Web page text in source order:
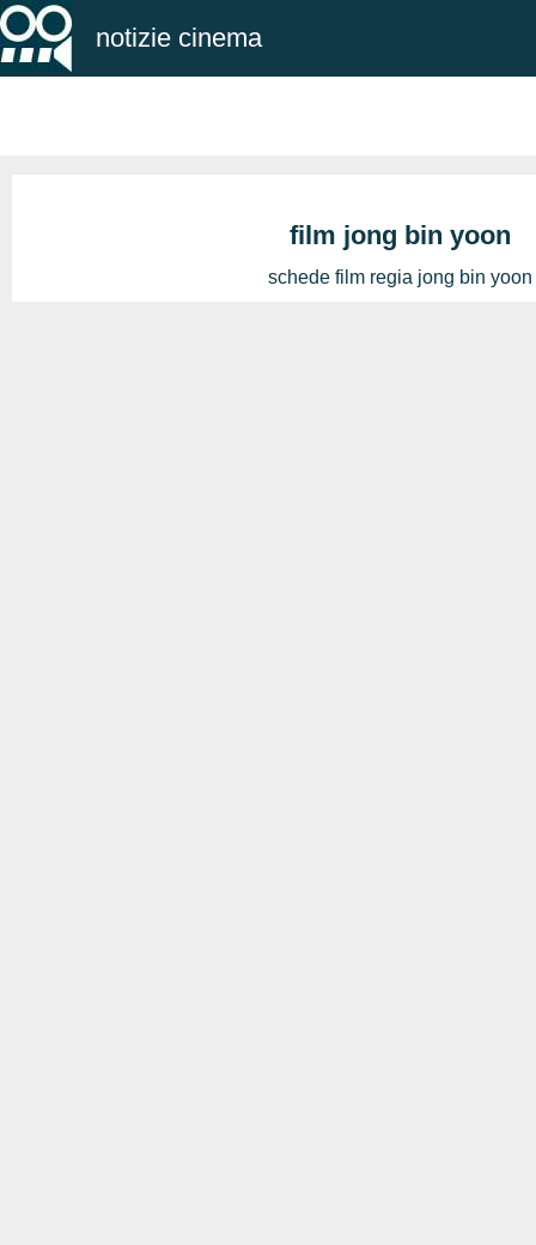
notizie cinema
film jong bin yoon
schede film regia jong bin yoon